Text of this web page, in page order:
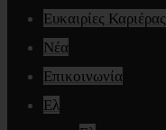
Ευκαιρίες Καριέρας
Νέα
Επικοινωνία
Ελ